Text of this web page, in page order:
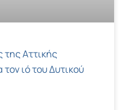
της Αττικής
ιό του Δυτικού